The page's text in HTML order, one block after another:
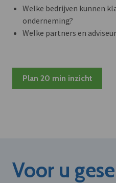
Welke bedrijven kunnen
onderneming?
Welke partners en
Plan 20 min inzicht
Voor u